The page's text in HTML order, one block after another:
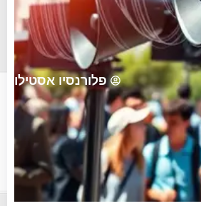
פלורנסיו אסטילו